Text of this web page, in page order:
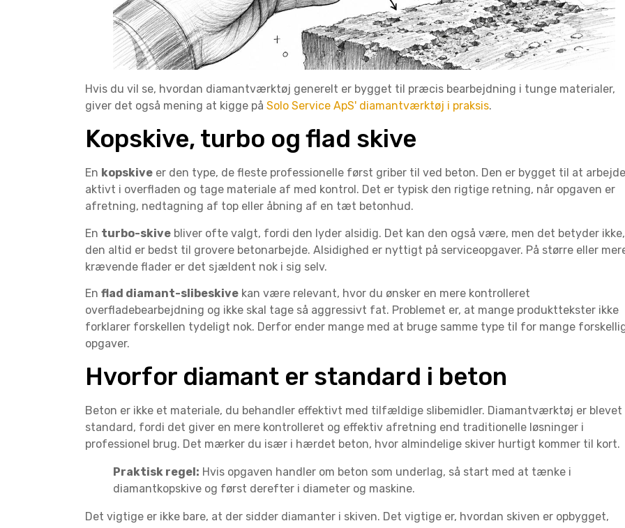
Hvis du vil se, hvordan diamantværktøj generelt er bygget til præcis bearbejdning i tunge materialer,
giver det også mening at kigge på Solo Service ApS' diamantværktøj i praksis.
Kopskive, turbo og flad skive
En kopskive er den type, de fleste professionelle først griber til ved beton. Den er bygget til at arbejde
aktivt i overfladen og tage materiale af med kontrol. Det er typisk den rigtige retning, når opgaven er
afretning, nedtagning af top eller åbning af en tæt betonhud.
En turbo-skive bliver ofte valgt, fordi den lyder alsidig. Det kan den også være, men det betyder
den altid er bedst til grovere betonarbejde. Alsidighed er nyttigt på serviceopgaver. På større eller
krævende flader er det sjældent nok i sig selv.
En flad diamant-slibeskive kan være relevant, hvor du ønsker en mere kontrolleret
overfladebearbejdning og ikke skal tage så aggressivt fat. Problemet er, at mange produkttekster ikke
forklarer forskellen tydeligt nok. Derfor ender mange med at bruge samme type til for mange
opgaver.
Hvorfor diamant er standard i beton
Beton er ikke et materiale, du behandler effektivt med tilfældige slibemidler. Diamantværktøj er blevet
standard, fordi det giver en mere kontrolleret og effektiv afretning end traditionelle løsninger i
professionel brug. Det mærker du især i hærdet beton, hvor almindelige skiver hurtigt kommer til kort.
Praktisk regel: Hvis opgaven handler om beton som underlag, så start med at tænke i
diamantkopskive og først derefter i diameter og maskine.
Det vigtige er ikke bare, at der sidder diamanter i skiven. Det vigtige er, hvordan skiven er opbygget,